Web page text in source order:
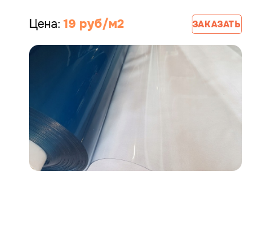
Цена:19 руб/м2 ЗАКАЗАТЬ